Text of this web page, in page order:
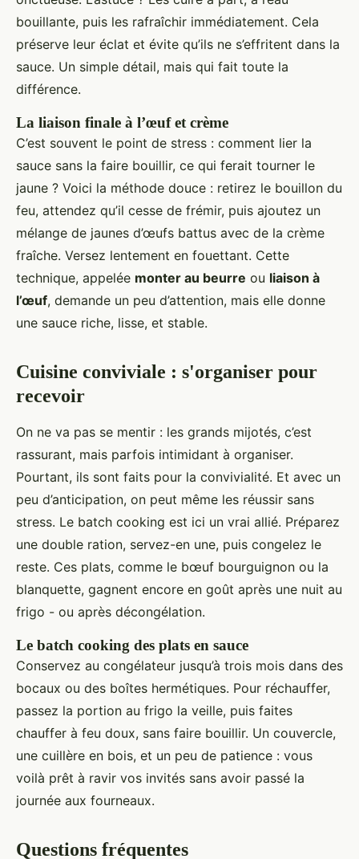
bouillante, puis les rafraîchir immédiatement. Cela
préserve leur éclat et évite qu’ils ne s’effritent dans la
sauce. Un simple détail, mais qui fait toute la
différence.
La liaison finale à l’œuf et crème
C’est souvent le point de stress : comment lier la
sauce sans la faire bouillir, ce qui ferait tourner le
jaune ? Voici la méthode douce : retirez le bouillon du
feu, attendez qu’il cesse de frémir, puis ajoutez un
mélange de jaunes d’œufs battus avec de la crème
fraîche. Versez lentement en fouettant. Cette
technique, appelée monter au beurre ou liaison à
l’œuf, demande un peu d’attention, mais elle donne
une sauce riche, lisse, et stable.
Cuisine conviviale : s'organiser pour
recevoir
On ne va pas se mentir : les grands mijotés, c’est
rassurant, mais parfois intimidant à organiser.
Pourtant, ils sont faits pour la convivialité. Et avec un
peu d’anticipation, on peut même les réussir sans
stress. Le batch cooking est ici un vrai allié. Préparez
une double ration, servez-en une, puis congelez le
reste. Ces plats, comme le bœuf bourguignon ou la
blanquette, gagnent encore en goût après une nuit au
frigo - ou après décongélation.
Le batch cooking des plats en sauce
Conservez au congélateur jusqu’à trois mois dans des
bocaux ou des boîtes hermétiques. Pour réchauffer,
passez la portion au frigo la veille, puis faites
chauffer à feu doux, sans faire bouillir. Un couvercle,
une cuillère en bois, et un peu de patience : vous
voilà prêt à ravir vos invités sans avoir passé la
journée aux fourneaux.
Questions fréquentes